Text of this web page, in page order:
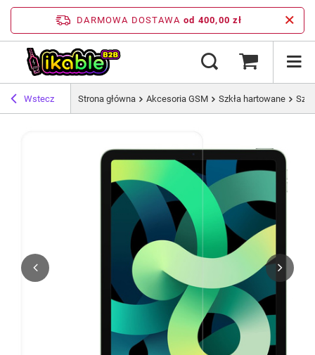
DARMOWA DOSTAWA od 400,00 zł
Wstecz Strona główna Akcesoria GSM Szkła hartowane